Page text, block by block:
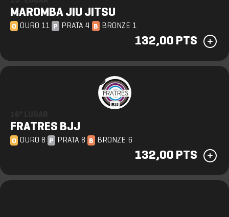
MAROMBA JIU JITSU
O OURO 11 P PRATA 4 B BRONZE 1
132,00 PTS
FRATRES BJJ
O OURO 8 P PRATA 8 B BRONZE 6
132,00 PTS